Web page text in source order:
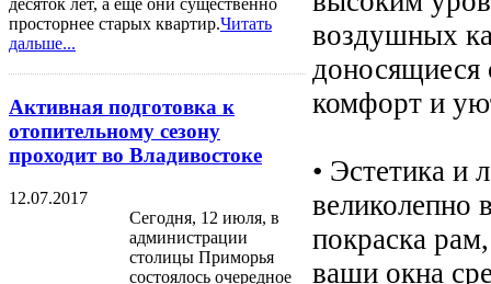
десяток лет, а еще они существенно
просторнее старых квартир.Читать
дальше...
Активная подготовка к
отопительному сезону
проходит во Владивостоке
12.07.2017
Сегодня, 12 июля, в
администрации
столицы Приморья
состоялось очередное
воздушных
доносящиеся
комфорт и
• Эстетика и
великолепно
покраска
ваши окна